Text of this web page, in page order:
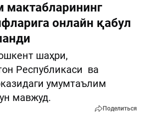
онлайн қабул
шаҳри,
Республикаси ва
умумтаълим
мавжуд.
Поделиться